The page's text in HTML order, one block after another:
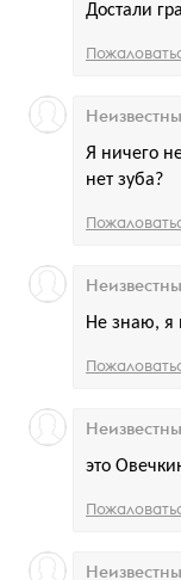
Достали
Я ничего
нет зуба?
Не знаю, я
это